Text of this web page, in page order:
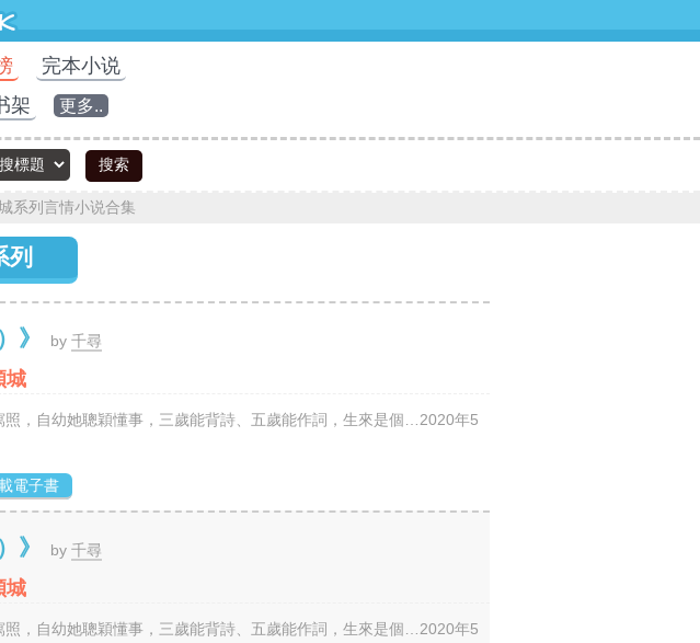
完本小说
架 更多..
搜索
系列言情小说合集
列
》 by 千尋
城
，自幼她聰穎懂事，三歲能背詩、五歲能作詞，生來是個…2020年5
電子書
》 by 千尋
城
，自幼她聰穎懂事，三歲能背詩、五歲能作詞，生來是個…2020年5